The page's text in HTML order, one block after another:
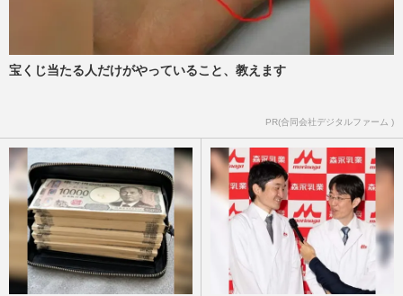
真木よう子「お騒がせ女優」の歴史を振り
返るとまだまだ挽回の余地あり
週刊女性2017年11月28日号
女・牧野美千子が「真相」暴露か
佐々木博之 2017/10/15
宝くじ当たる人だけがやっていること、教えます
PR(合同会社デジタルファーム )